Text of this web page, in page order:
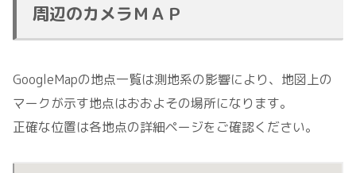
周辺のカメラＭＡＰ
GoogleMapの地点一覧は測地系の影響により、地図上の
マークが示す地点はおおよその場所になります。
正確な位置は各地点の詳細ページをご確認ください。